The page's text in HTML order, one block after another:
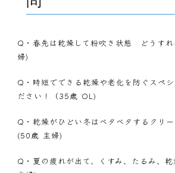
Q・ 春先は乾燥して粉吹き状態 どうす
婦)
Q・ 時短でできる乾燥や老化を防ぐスペ
ださい！（35歳 OL)
Q・ 乾燥がひどい冬はベタベタするクリ
(50歳 主婦)
Q・ 夏の疲れが出て、くすみ、たるみ、